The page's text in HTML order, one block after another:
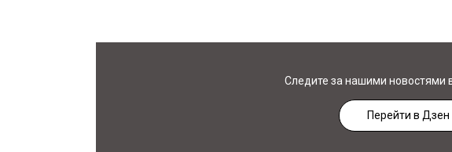
Следите за нашими новостями
Перейти в Дзен